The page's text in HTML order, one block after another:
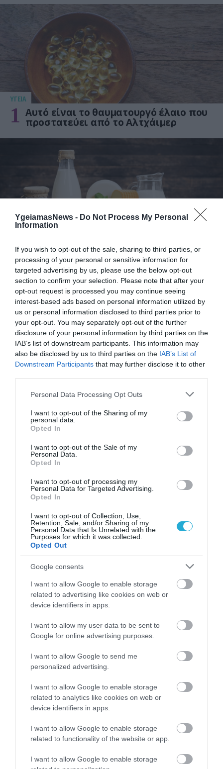
YgeiamasNews - Do Not Process My Personal
Information
If you wish to opt-out of the sale, sharing to third parties, or
processing of your personal or sensitive information for
targeted advertising by us, please use the below opt-out
section to confirm your selection. Please note that after your
opt-out request is processed you may continue seeing
interest-based ads based on personal information utilized by
us or personal information disclosed to third parties prior to
your opt-out. You may separately opt-out of the further
disclosure of your personal information by third parties on the
IAB’s list of downstream participants. This information may
also be disclosed by us to third parties on the IAB’s List of
Downstream Participants that may further disclose it to other
Please note that this website/app uses one or more Google
not limited to your visit or usage behaviour. You may click to
grant or deny consent to Google and its third-party tags to
use your data for below specified purposes in below Google
consent section.
Personal Data Processing Opt Outs
I want to opt-out of the Sharing of my
personal data.
Opted In
I want to opt-out of the Sale of my
Personal Data.
Opted In
I want to opt-out of processing my
Personal Data for Targeted Advertising.
Opted In
I want to opt-out of Collection, Use,
Retention, Sale, and/or Sharing of my
Personal Data that Is Unrelated with the
Purposes for which it was collected.
Opted Out
Google consents
I want to allow Google to enable storage
related to advertising like cookies on web or
device identifiers in apps.
I want to allow my user data to be sent to
Google for online advertising purposes.
I want to allow Google to send me
personalized advertising.
I want to allow Google to enable storage
related to analytics like cookies on web or
device identifiers in apps.
I want to allow Google to enable storage
related to functionality of the website or app.
I want to allow Google to enable storage
ΥΓΕΙΑ
1 Αυτό είναι το θαυματουργό έλαιο που
προστατεύει από το Αλτχάιμερ
2 Το τρόφιμο που θωρακίζει «αθόρυβα»
τα οστά σε κάθε ηλικία… δεν είναι το
γάλα!
ΦΑΡΜΑΚΑ
Ανατροπή δεδομένων στα εμβόλια
mRNA: Οι εμβολιασμένοι πεθαίνουν
πλέον στις ΗΠΑ από COVID-19
Ποιοι είναι οι φυσιολογικοί καρδιακοί
παλμοί και ποια τα επικίνδυνα όρια –
Πότε πρέπει να ανησυχήσετε
ΠΕΡΙΣΣΟΤΕΡΑ
07.08.2026